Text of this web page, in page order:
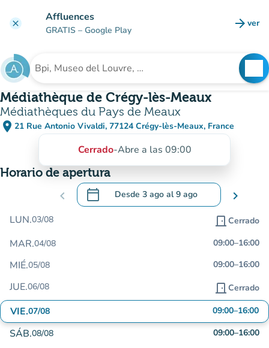
clear Affluences
GRATIS – Google Play arrow_forward ver
Buscar un establecimiento
Médiathèque de Crégy-lès-Meaux
Médiathèques du Pays de Meaux
place 21 Rue Antonio Vivaldi, 77124 Crégy-lès-Meaux, France
(abrir en Google Maps)
(nueva pestaña)
Cerrado-Abre a las 09:00
Horario de apertura
chevron_left calendar_today Desde 3 ago al9 ago
.Abra el calendario para cambiar las
chevron_right
LUN.03/08 door_front Cerrado
MAR.04/08 09:00–16:00
MIÉ.05/08 09:00–16:00
JUE.06/08 door_front Cerrado
VIE.07/08 09:00–16:00
SÁB.08/08 09:00–16:00